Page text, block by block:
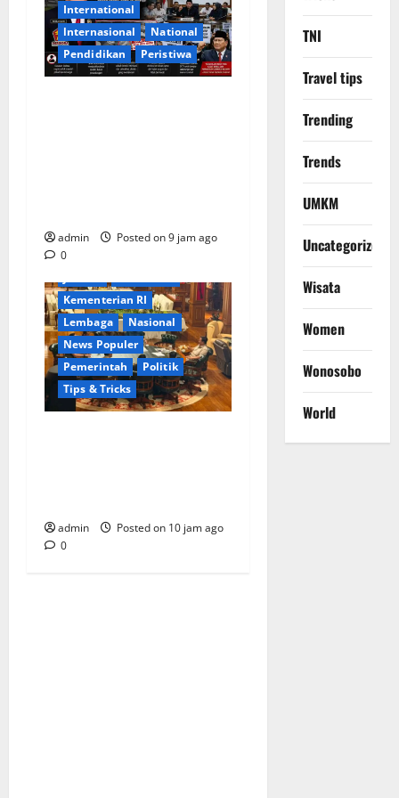
International
lnternasional
National
Pendidikan
Peristiwa
admin
Posted on 9 jam ago
0
Berita Terkini
Bogor
Business
Kementerian RI
Lembaga
Nasional
News Populer
Pemerintah
Politik
Tips & Tricks
admin
Posted on 10 jam ago
0
TNI
Travel tips
Trending
Trends
UMKM
Uncategorized
Wisata
Women
Wonosobo
World